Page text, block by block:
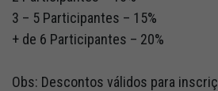
3 – 5 Participantes – 15%
+ de 6 Participantes – 20%
Obs: Descontos válidos para